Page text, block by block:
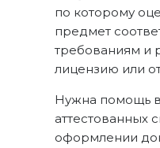
по которому
предмет
требованиям и
лицензию или
Нужна помощь
аттестованных
оформлении